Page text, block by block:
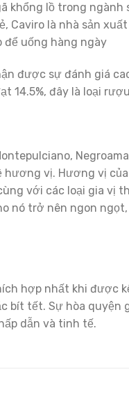
khổng lồ trong ngành
Caviro là nhà sản
uống hàng ngày
được sự đánh giá
14.5%, đây là loại
vị. Hương vị
với các loại gia vị
nó trở nên ngon
hợp nhất khi được
tết. Sự hòa quyện
dẫn và tinh tế.